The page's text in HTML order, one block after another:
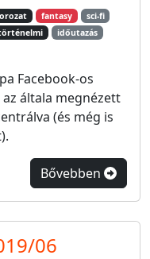
fantasy
sci-fi
időutazás
Facebook-os
általa megnézett
(és még is
Bővebben
06